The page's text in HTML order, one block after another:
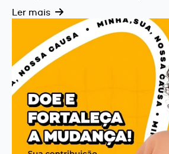
Ler mais